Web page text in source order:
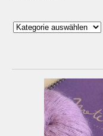
Kategorien